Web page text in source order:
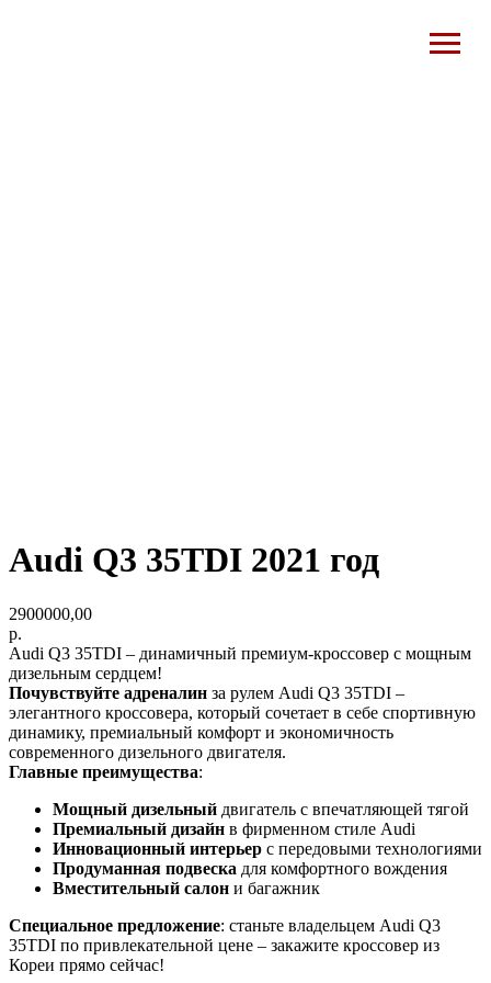
Audi Q3 35TDI 2021 год
2900000,00
р.
Audi Q3 35TDI – динамичный премиум-кроссовер с мощным
дизельным сердцем!
Почувствуйте адреналин за рулем Audi Q3 35TDI –
элегантного кроссовера, который сочетает в себе спортивную
динамику, премиальный комфорт и экономичность
современного дизельного двигателя.
Главные преимущества:
Мощный дизельный двигатель с впечатляющей тягой
Премиальный дизайн в фирменном стиле Audi
Инновационный интерьер с передовыми технологиями
Продуманная подвеска для комфортного вождения
Вместительный салон и багажник
Специальное предложение: станьте владельцем Audi Q3
35TDI по привлекательной цене – закажите кроссовер из
Кореи прямо сейчас!